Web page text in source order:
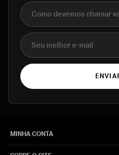
Nome completo
E-mail
MINHA CONTA